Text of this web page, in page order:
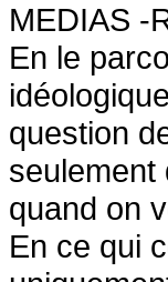
MEDIAS -
En le
question
seulement
quand on
En ce qui